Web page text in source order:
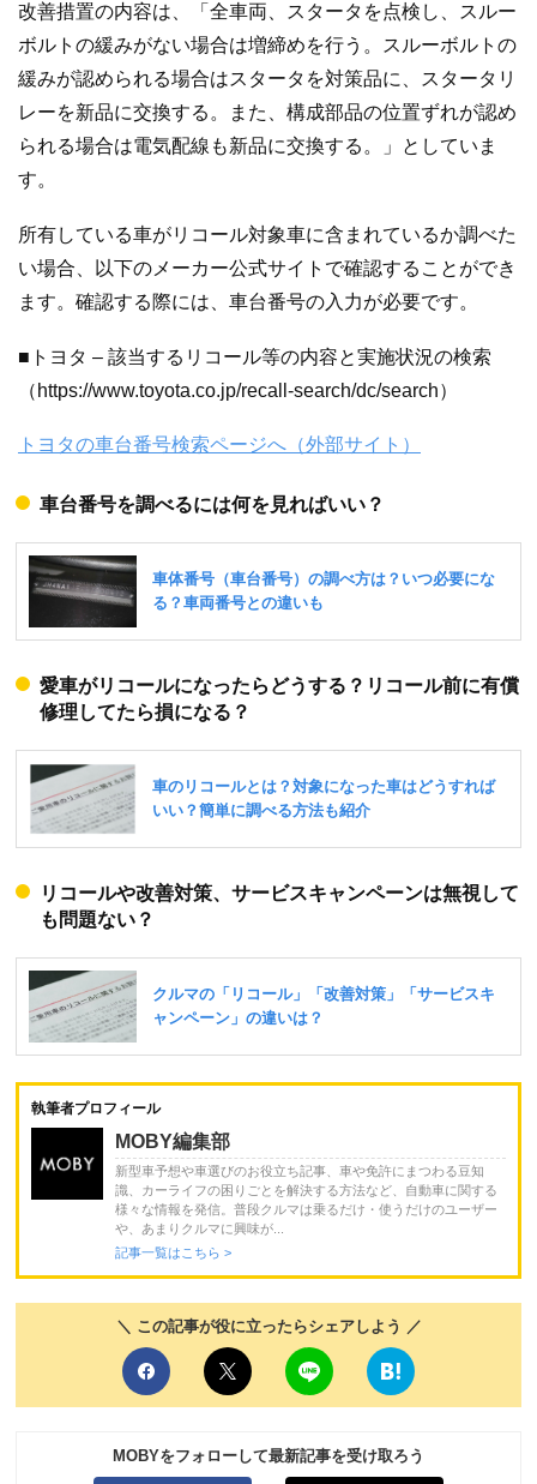
改善措置の内容は、「全車両、スタータを点検し、スルー
ボルトの緩みがない場合は増締めを行う。スルーボルトの
緩みが認められる場合はスタータを対策品に、スタータリ
レーを新品に交換する。また、構成部品の位置ずれが認め
られる場合は電気配線も新品に交換する。」としていま
す。
所有している車がリコール対象車に含まれているか調べた
い場合、以下のメーカー公式サイトで確認することができ
ます。確認する際には、車台番号の入力が必要です。
■トヨタ – 該当するリコール等の内容と実施状況の検索
（https://www.toyota.co.jp/recall-search/dc/search）
トヨタの車台番号検索ページへ（外部サイト）
車台番号を調べるには何を見ればいい？
愛車がリコールになったらどうする？リコール前に有償
修理してたら損になる？
リコールや改善対策、サービスキャンペーンは無視して
も問題ない？
執筆者プロフィール
MOBY編集部
新型車予想や車選びのお役立ち記事、車や免許にまつわる豆知
識、カーライフの困りごとを解決する方法など、自動車に関する
様々な情報を発信。普段クルマは乗るだけ・使うだけのユーザー
や、あまりクルマに興味が...
記事一覧はこちら >
＼ この記事が役に立ったらシェアしよう ／
MOBYをフォローして最新記事を受け取ろう